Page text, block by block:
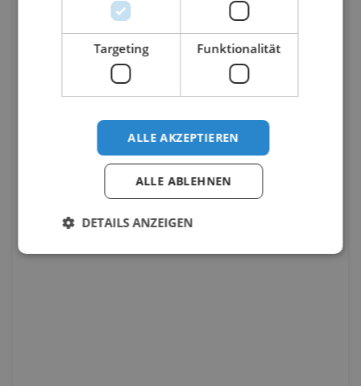
Targeting Funktionalität
ALLE AKZEPTIEREN
ALLE ABLEHNEN
DETAILS ANZEIGEN